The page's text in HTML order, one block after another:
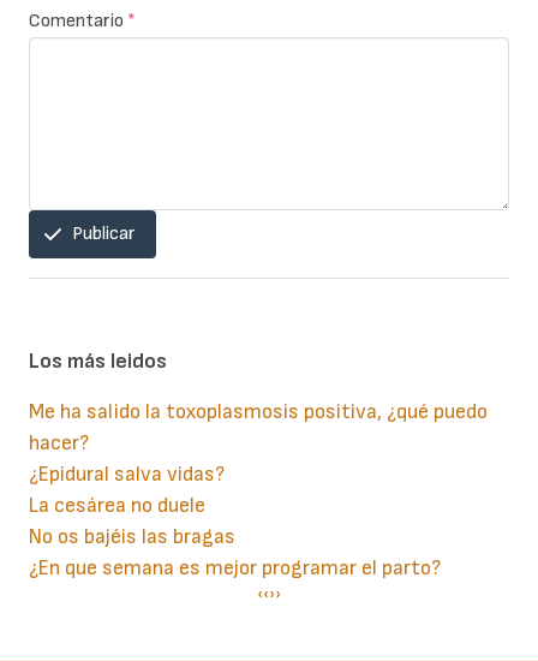
Comentario *
Publicar
Los más leidos
Me ha salido la toxoplasmosis positiva, ¿qué puedo
hacer?
¿Epidural salva vidas?
La cesárea no duele
No os bajéis las bragas
¿En que semana es mejor programar el parto?
Página
‹‹Siguiente
››